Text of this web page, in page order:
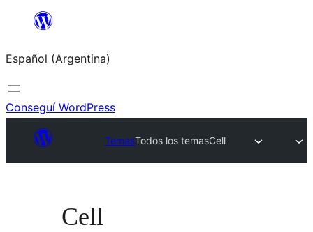
Saltar
contenido
Español (Argentina)
Conseguí WordPress
TemasTodos los temasCell
Cell